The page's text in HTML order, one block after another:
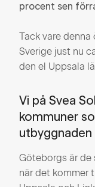
procent sen
Tack vare
Sverige just nu
den el Uppsala
Vi på Svea
kommuner
utbyggnaden
Göteborgs är de
när det kommer